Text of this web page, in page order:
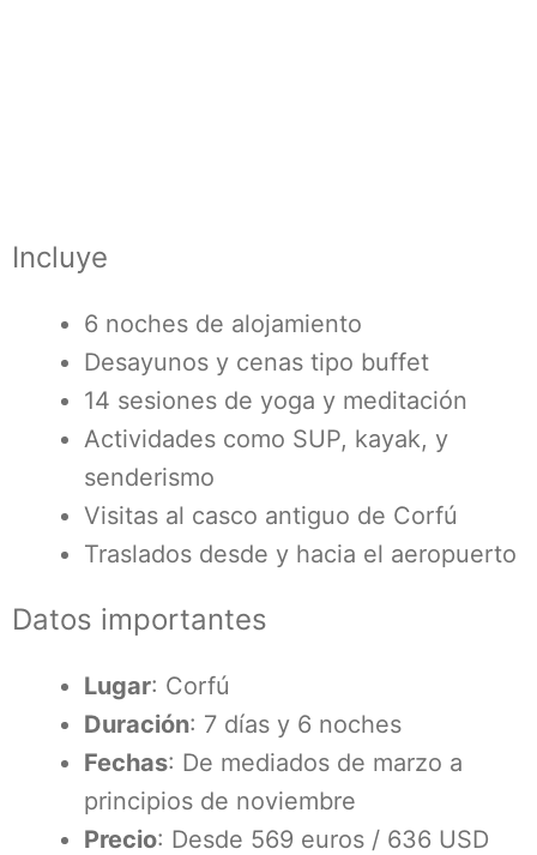
Incluye
6 noches de alojamiento
Desayunos y cenas tipo buffet
14 sesiones de yoga y meditación
Actividades como SUP, kayak, y
senderismo
Visitas al casco antiguo de Corfú
Traslados desde y hacia el aeropuerto
Datos importantes
Lugar: Corfú
Duración: 7 días y 6 noches
Fechas: De mediados de marzo a
principios de noviembre
Precio: Desde 569 euros / 636 USD